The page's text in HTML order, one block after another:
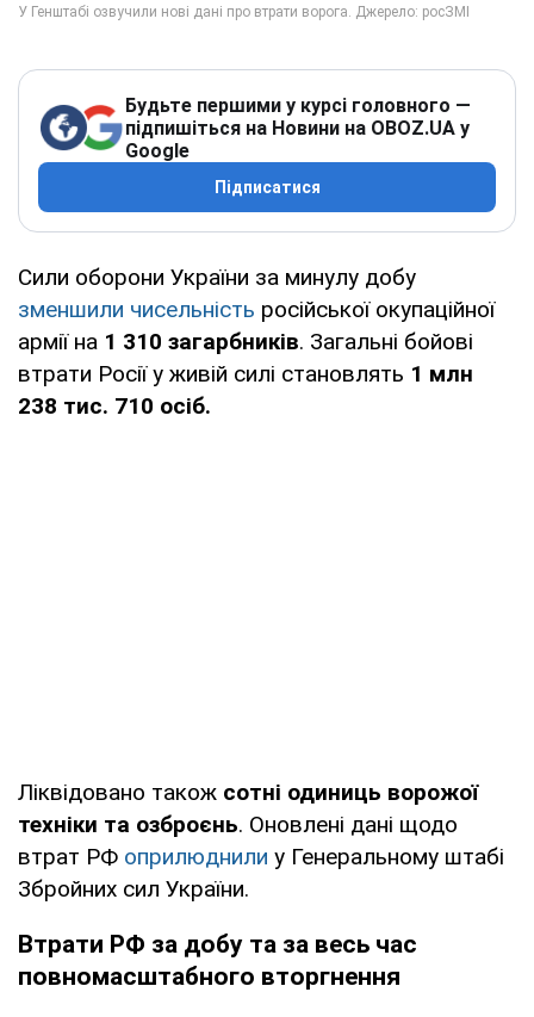
Будьте першими у курсі головного —
підпишіться на Новини на OBOZ.UA у
Google
Підписатися
Сили оборони України за минулу добу
зменшили чисельність російської окупаційної
армії на 1 310 загарбників. Загальні бойові
втрати Росії у живій силі становлять 1 млн
238 тис. 710 осіб.
Ліквідовано також сотні одиниць ворожої
техніки та озброєнь. Оновлені дані щодо
втрат РФ оприлюднили у Генеральному штабі
Збройних сил України.
Втрати РФ за добу та за весь час
повномасштабного вторгнення